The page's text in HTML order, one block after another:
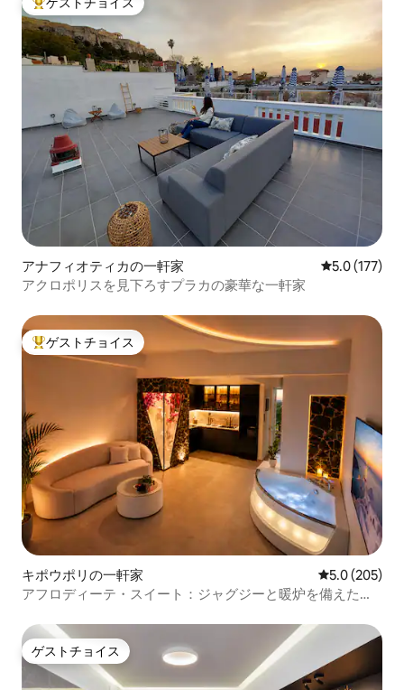
大好評のゲストチョイスです。
アナフィオティカの一軒家 レビュー177
5.0 (177)
アクロポリスを見下ろすプラカの豪華な一軒家
大好評のゲストチョイスです。
ゲストチョイス
キポウポリの一軒家 レビュー205
5.0 (205)
アフロディーテ・スイート：ジャグジーと暖炉を備えたロ
ゲストチョイス
ゲストチョイス